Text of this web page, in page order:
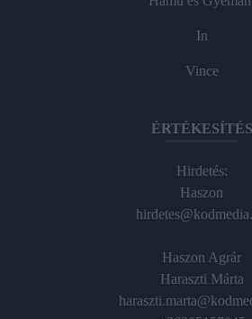
In
Vince
ÉRTÉKESÍTÉS
Hirdetés:
Haszon
Haszon Agrár
Haraszti Márta